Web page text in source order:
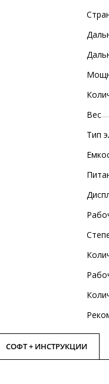
Вес
Тип
СОФТ + ИНСТРУКЦИИ